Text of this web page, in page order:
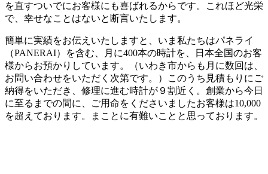
を直すついでにお客様にも喜ばれるからです。これほど光栄
で、幸せなことはないと断言いたします。
簡単に実績をお伝えいたしますと、いま私たちはパネライ
（PANERAI）を含む、月に400本の時計を、日本全国のお客
様からお預かりしています。（いわき市からも月に数回は、
お問い合わせをいただく次第です。）このうち見積もりにご
納得をいただき、修理に進む時計が９割近く。創業から今日
に至るまでの間に、ご用命をくださいましたお客様は10,000
を超えております。まことに有難いことと思っております。